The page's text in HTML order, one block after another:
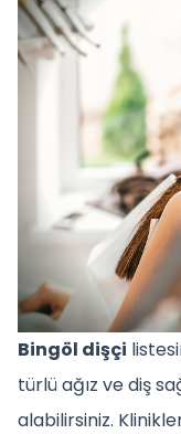
Bingöl dişçi
türlü ağız ve diş
alabilirsiniz.